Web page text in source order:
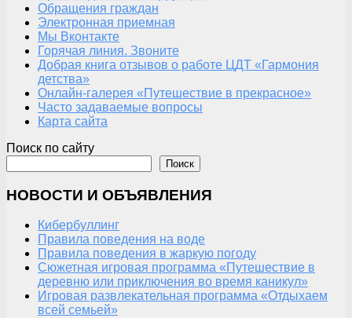
Обращения граждан
Электронная приемная
Мы Вконтакте
Горячая линия. Звоните
Добрая книга отзывов о работе ЦДТ «Гармония
детства»
Онлайн-галерея «Путешествие в прекрасное»
Часто задаваемые вопросы
Карта сайта
Поиск по сайту
Поиск
НОВОСТИ И ОБЪЯВЛЕНИЯ
Кибербуллинг
Правила поведения на воде
Правила поведения в жаркую погоду
Сюжетная игровая программа «Путешествие в
деревню или приключения во время каникул»
Игровая развлекательная программа «Отдыхаем
всей семьей»